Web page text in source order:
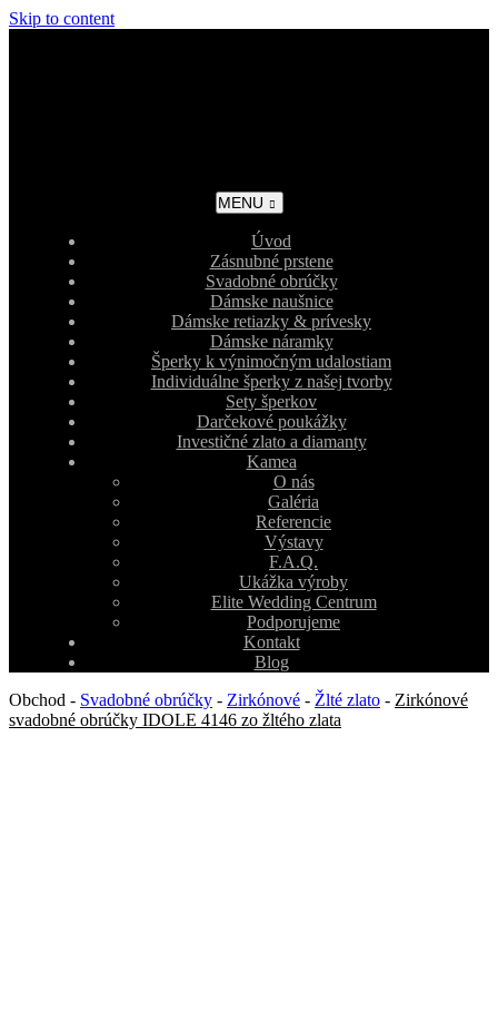
Skip to content
MENU
Úvod
Zásnubné prstene
Svadobné obrúčky
Dámske naušnice
Dámske retiazky & prívesky
Dámske náramky
Šperky k výnimočným udalostiam
Individuálne šperky z našej tvorby
Sety šperkov
Darčekové poukážky
Investičné zlato a diamanty
Kamea
O nás
Galéria
Referencie
Výstavy
F.A.Q.
Ukážka výroby
Elite Wedding Centrum
Podporujeme
Kontakt
Blog
Obchod - Svadobné obrúčky - Zirkónové - Žlté zlato - Zirkónové
svadobné obrúčky IDOLE 4146 zo žltého zlata